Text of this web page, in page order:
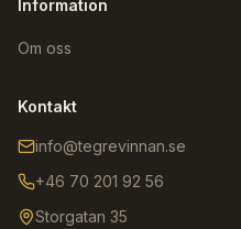
Information
Om oss
Kontakt
info@tegrevinnan.se
+46 70 201 92 56
Storgatan 35